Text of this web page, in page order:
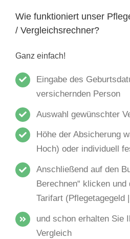
Wie funktioniert unser
/ Vergleichsrechner?
Ganz einfach!
Eingabe des
versichernden Person
Auswahl gewünschter
Höhe der Absicherung
Hoch) oder individuell
Anschließend auf den
Berechnen“ klicken
Tarifart (Pflegetagegeld
und schon erhalten Sie
Vergleich